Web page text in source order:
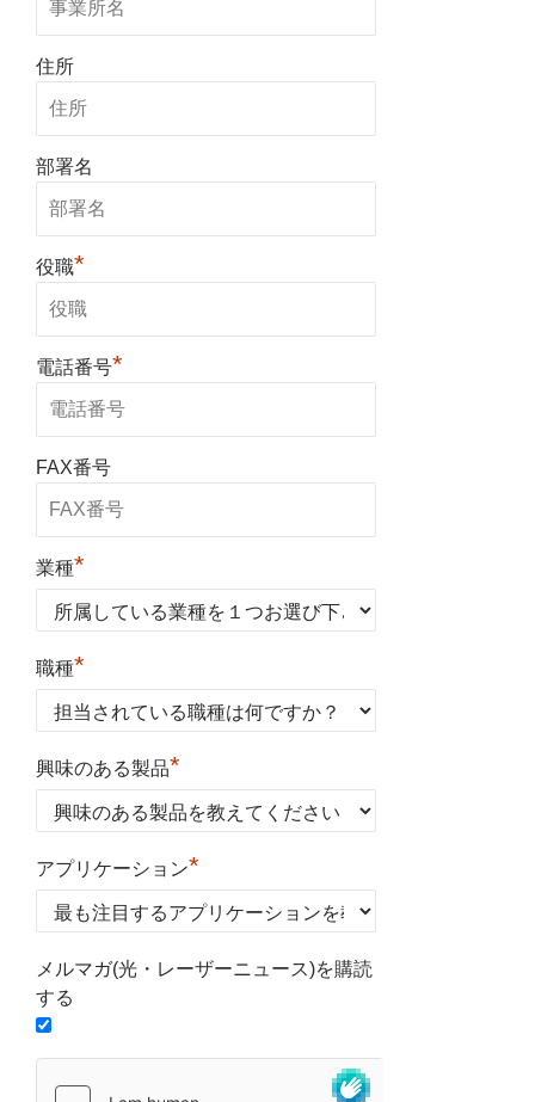
住所
部署名
役職*
電話番号*
FAX番号
業種*
職種*
興味のある製品*
アプリケーション*
メルマガ(光・レーザーニュース)を購読
する